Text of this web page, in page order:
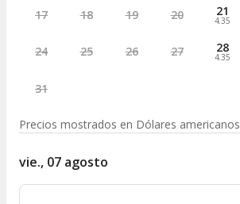
17 18 19 20 21
4.35
24 25 26 27 28
4.35
31
Precios mostrados en Dólares americanos
vie., 07 agosto